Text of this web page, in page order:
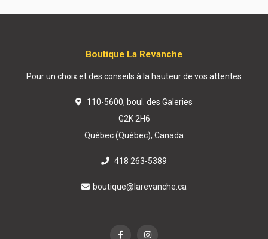
Boutique La Revanche
Pour un choix et des conseils à la hauteur de vos attentes
110-5600, boul. des Galeries
G2K 2H6
Québec (Québec), Canada
418 263-5389
boutique@larevanche.ca